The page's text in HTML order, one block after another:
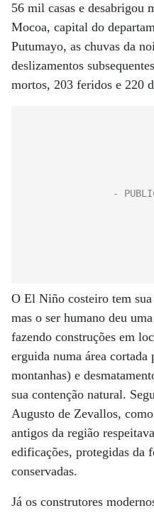
56 mil casas e desabrigou
Mocoa, capital do
Putumayo, as chuvas da
deslizamentos
mortos, 203 feridos e 220
O El Niño costeiro tem
mas o ser humano deu
fazendo construções em
erguida numa área
montanhas) e
sua contenção natural.
Augusto de Zevallos,
antigos da região
edificações, protegidas da
conservadas.
Já os construtores